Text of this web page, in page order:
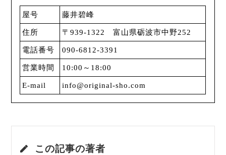
屋号 藤井碧峰
住所 〒939-1322 富山県砺波市中野252
電話番号 090-6812-3391
営業時間 10:00～18:00
E-mail info@original-sho.com
この記事の著者